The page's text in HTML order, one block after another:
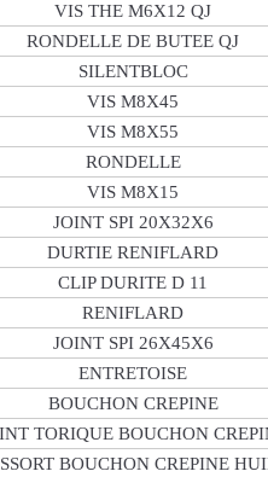
VIS THE M6X12 QJ
RONDELLE DE BUTEE QJ
SILENTBLOC
VIS M8X45
VIS M8X55
RONDELLE
VIS M8X15
JOINT SPI 20X32X6
DURTIE RENIFLARD
CLIP DURITE D 11
RENIFLARD
JOINT SPI 26X45X6
ENTRETOISE
BOUCHON CREPINE
TORIQUE BOUCHON
BOUCHON CREPINE